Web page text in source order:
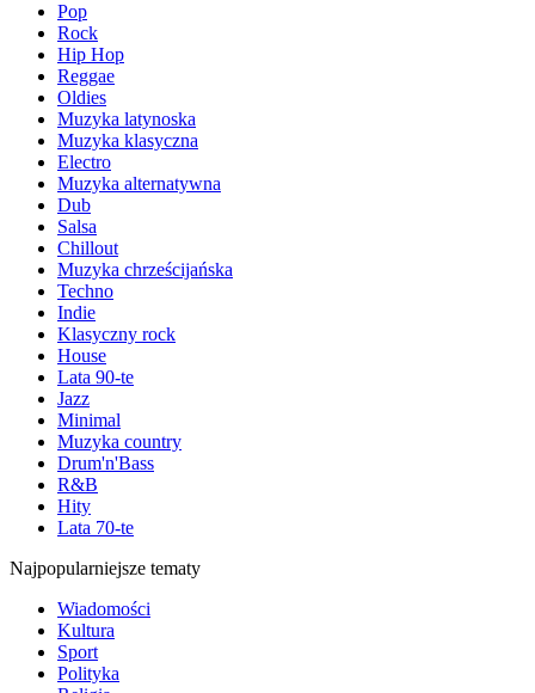
Pop
Rock
Hip Hop
Reggae
Oldies
Muzyka latynoska
Muzyka klasyczna
Electro
Muzyka alternatywna
Dub
Salsa
Chillout
Muzyka chrześcijańska
Techno
Indie
Klasyczny rock
House
Lata 90-te
Jazz
Minimal
Muzyka country
Drum'n'Bass
R&B
Hity
Lata 70-te
Najpopularniejsze tematy
Wiadomości
Kultura
Sport
Polityka